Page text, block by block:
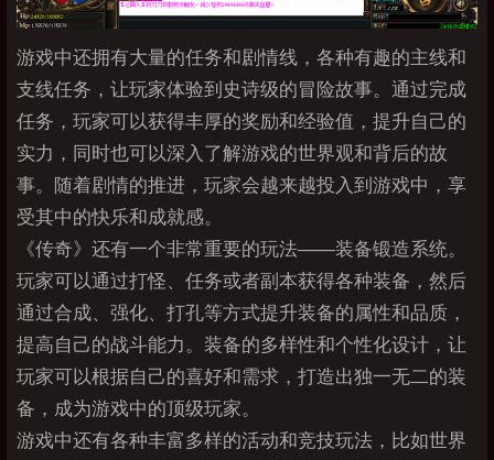
游戏中还拥有大量的任务和剧情线，各种有趣的主线和
支线任务，让玩家体验到史诗级的冒险故事。通过完成
任务，玩家可以获得丰厚的奖励和经验值，提升自己的
实力，同时也可以深入了解游戏的世界观和背后的故
事。随着剧情的推进，玩家会越来越投入到游戏中，享
受其中的快乐和成就感。
《传奇》还有一个非常重要的玩法——装备锻造系统。
玩家可以通过打怪、任务或者副本获得各种装备，然后
通过合成、强化、打孔等方式提升装备的属性和品质，
提高自己的战斗能力。装备的多样性和个性化设计，让
玩家可以根据自己的喜好和需求，打造出独一无二的装
备，成为游戏中的顶级玩家。
游戏中还有各种丰富多样的活动和竞技玩法，比如世界